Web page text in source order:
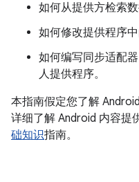
如何从提供方检索数
如何修改提供程序中
如何编写同步适配
人提供程序。
本指南假定您了解
详细了解 Android 内容提
础知识指南。